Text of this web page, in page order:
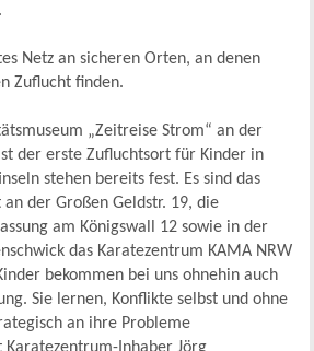
Netz an sicheren Orten, an denen
Zuflucht finden.
„Zeitreise Strom“ an der
der erste Zufluchtsort für Kinder in
stehen bereits fest. Es sind das
der Großen Geldstr. 19, die
am Königswall 12 sowie in der
das Karatezentrum KAMA NRW
bekommen bei uns ohnehin auch
Sie lernen, Konflikte selbst und ohne
an ihre Probleme
Karatezentrum-Inhaber Jörg